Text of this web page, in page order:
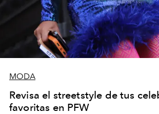
MODA
Revisa el streetstyle de tus
favoritas en PFW